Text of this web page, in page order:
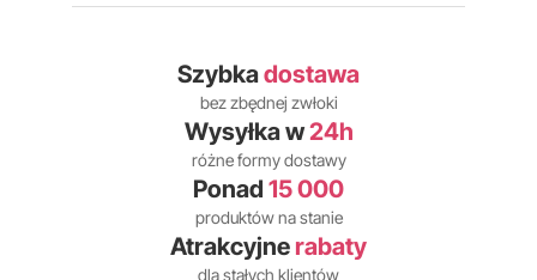
Szybkadostawa
bez zbędnej zwłoki
Wysyłka w24h
różne formy dostawy
Ponad 15 000
produktów na stanie
Atrakcyjne rabaty
dla stałych klientów